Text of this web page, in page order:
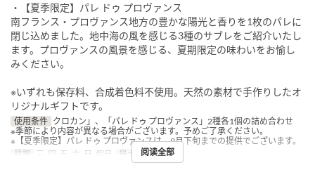
・【夏季限定】パレ ドゥ プロヴァンス
南フランス・プロヴァンス地方の豊かな陽光と香りを1枚のパレに
閉じ込めました。地中海の風を感じる3種のサブレをご紹介いたし
ます。プロヴァンスの風景を感じる、夏期限定の味わいをお愉し
みください。
※いずれも保存料、合成着色料不使用。天然の素材で手作りしたオ
リジナルギフトです。
使用条件 クロカン」、「パレ ドゥ プロヴァンス」2種各1個の詰め合わせ
※季節により内容が異なる場合がございます。予めご了承ください。
※【夏季限定】パレ ドゥ プロヴァンスは、9月下旬までの提供でございます。
星期
三, 四, 五, 六, 日, 假日 最大下单数 ~ 10
阅读全部